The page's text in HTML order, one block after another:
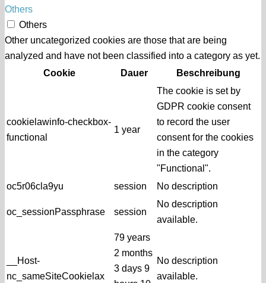
Others
Others
Other uncategorized cookies are those that are being
analyzed and have not been classified into a category as yet.
Cookie
Dauer Beschreibung
cookielawinfo-checkbox-
functional
1 year
The cookie is set by
GDPR cookie consent
to record the user
consent for the cookies
in the category
"Functional".
oc5r06cla9yu
session No description
oc_sessionPassphrase session
No description
available.
__Host-
nc_sameSiteCookielax
79 years
2 months
3 days 9
No description
available.